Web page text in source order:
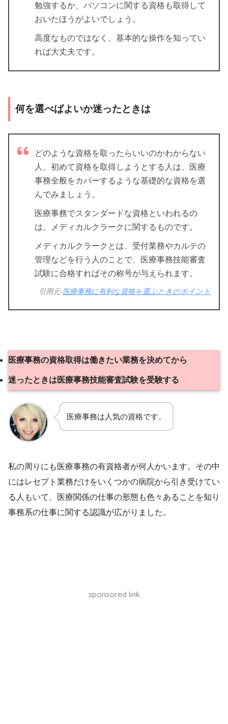
勉強するか、パソコンに関する資格も取得して
おいたほうがよいでしょう。
高度なものではなく、基本的な操作を知ってい
れば大丈夫です。
何を選べばよいか迷ったときは
どのような資格を取ったらいいのかわからない
人、初めて資格を取得しようとする人は、医療
事務全般をカバーするような基礎的な資格を選
んでみましょう。
医療事務でスタンダードな資格といわれるの
は、メディカルクラークに関するものです。
メディカルクラークとは、受付業務やカルテの
管理などを行う人のことで、医療事務技能審査
試験に合格すればその称号が与えられます。
引用元-医療事務に有利な資格を選ぶときのポイント
医療事務の資格取得は働きたい業務を決めてから
迷ったときは医療事務技能審査試験を受験する
医療事務は人気の資格です。
私の周りにも医療事務の有資格者が何人かいます。その中
にはレセプト業務だけをいくつかの病院から引き受けてい
る人もいて、医療関係の仕事の形態も色々あることを知り
事務系の仕事に関する認識が広がりました。
sponsored link